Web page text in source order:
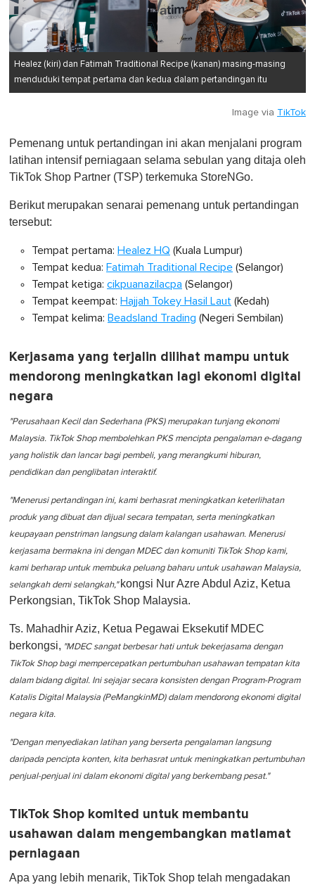
Healez (kiri) dan Fatimah Traditional Recipe (kanan) masing-masing
menduduki tempat pertama dan kedua dalam pertandingan itu
Image via TikTok
Pemenang untuk pertandingan ini akan menjalani program
latihan intensif perniagaan selama sebulan yang ditaja oleh
TikTok Shop Partner (TSP) terkemuka StoreNGo.
Berikut merupakan senarai pemenang untuk pertandingan
tersebut:
Tempat pertama: Healez HQ (Kuala Lumpur)
Tempat kedua: Fatimah Traditional Recipe (Selangor)
Tempat ketiga: cikpuanazilacpa (Selangor)
Tempat keempat: Hajjah Tokey Hasil Laut (Kedah)
Tempat kelima: Beadsland Trading (Negeri Sembilan)
Kerjasama yang terjalin dilihat mampu untuk
mendorong meningkatkan lagi ekonomi digital
negara
"Perusahaan Kecil dan Sederhana (PKS) merupakan tunjang ekonomi
Malaysia. TikTok Shop membolehkan PKS mencipta pengalaman e-dagang
yang holistik dan lancar bagi pembeli, yang merangkumi hiburan,
pendidikan dan penglibatan interaktif.
"Menerusi pertandingan ini, kami berhasrat meningkatkan keterlihatan
produk yang dibuat dan dijual secara tempatan, serta meningkatkan
keupayaan penstriman langsung dalam kalangan usahawan. Menerusi
kerjasama bermakna ini dengan MDEC dan komuniti TikTok Shop kami,
kami berharap untuk membuka peluang baharu untuk usahawan Malaysia,
selangkah demi selangkah," kongsi Nur Azre Abdul Aziz, Ketua
Perkongsian, TikTok Shop Malaysia.
Ts. Mahadhir Aziz, Ketua Pegawai Eksekutif MDEC
berkongsi, "MDEC sangat berbesar hati untuk bekerjasama dengan
TikTok Shop bagi mempercepatkan pertumbuhan usahawan tempatan kita
dalam bidang digital. Ini sejajar secara konsisten dengan Program-Program
Katalis Digital Malaysia (PeMangkinMD) dalam mendorong ekonomi digital
negara kita.
"Dengan menyediakan latihan yang berserta pengalaman langsung
daripada pencipta konten, kita berhasrat untuk meningkatkan pertumbuhan
penjual-penjual ini dalam ekonomi digital yang berkembang pesat."
TikTok Shop komited untuk membantu
usahawan dalam mengembangkan matlamat
perniagaan
Apa yang lebih menarik, TikTok Shop telah mengadakan